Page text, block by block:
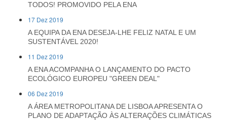
TODOS! PROMOVIDO PELA ENA
17 Dez 2019
A EQUIPA DA ENA DESEJA-LHE FELIZ NATAL E UM
SUSTENTÁVEL 2020!
11 Dez 2019
A ENA ACOMPANHA O LANÇAMENTO DO PACTO
ECOLÓGICO EUROPEU "GREEN DEAL"
06 Dez 2019
A ÁREA METROPOLITANA DE LISBOA APRESENTA O
PLANO DE ADAPTAÇÃO ÀS ALTERAÇÕES CLIMÁTICAS